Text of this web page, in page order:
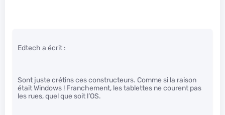
Edtech a écrit :
Sont juste crétins ces constructeurs. Comme si la raison
était Windows ! Franchement, les tablettes ne courent pas
les rues, quel que soit l’OS.